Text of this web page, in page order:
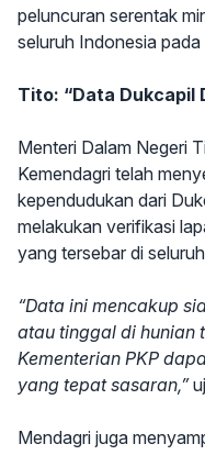
peluncuran serentak
seluruh Indonesia
Tito: “Data Dukcapil
Menteri Dalam Negeri
Kemendagri telah
kependudukan dari
melakukan verifikasi
yang tersebar di
“Data ini mencakup
atau tinggal di hunian
Kementerian PKP
yang tepat sasaran,”
Mendagri juga